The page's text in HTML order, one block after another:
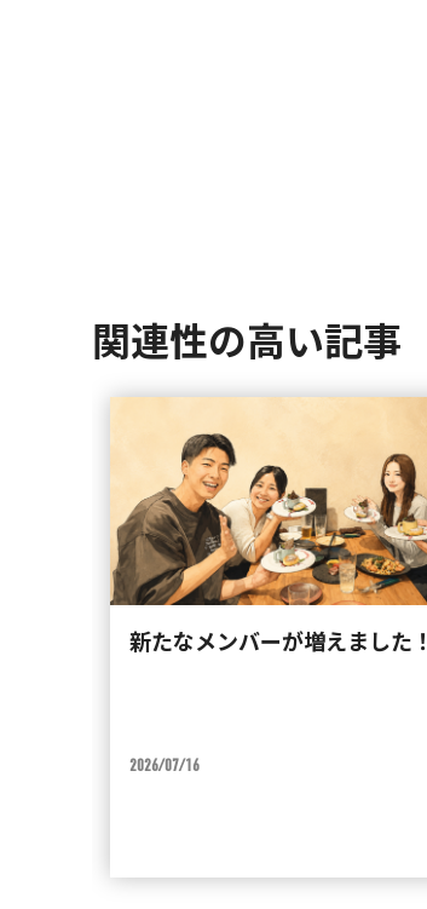
関連性の高い記事
新たなメンバーが増えました！
2026/07/16